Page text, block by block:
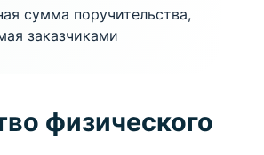
сумма поручительства,
заказчиками
физического